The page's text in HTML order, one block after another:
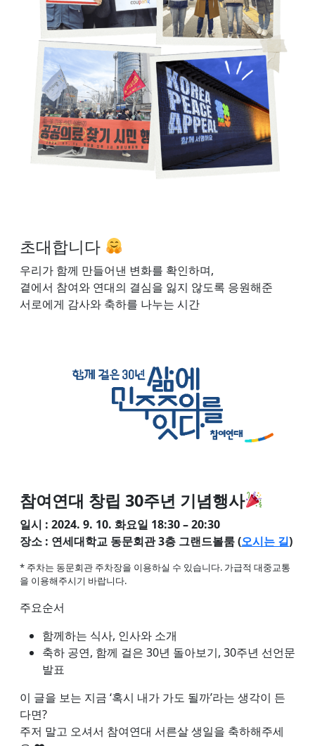
초대합니다
우리가 함께 만들어낸 변화를 확인하며,
곁에서 참여와 연대의 결심을 잃지 않도록 응원해준
서로에게 감사와 축하를 나누는 시간
참여연대 창립 30주년 기념행사
일시 : 2024. 9. 10. 화요일 18:30 – 20:30
장소 : 연세대학교 동문회관 3층 그랜드볼룸 (오시는 길)
* 주차는 동문회관 주차장을 이용하실 수 있습니다. 가급적 대중교통
을 이용해주시기 바랍니다.
주요순서
함께하는 식사, 인사와 소개
축하 공연, 함께 걸은 30년 돌아보기, 30주년 선언문
발표
이 글을 보는 지금 ‘혹시 내가 가도 될까’라는 생각이 든
다면?
주저 말고 오셔서 참여연대 서른살 생일을 축하해주세